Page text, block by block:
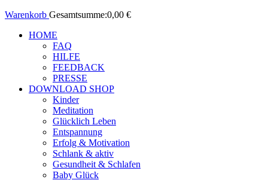
Warenkorb Gesamtsumme:0,00 €
HOME
FAQ
HILFE
FEEDBACK
PRESSE
DOWNLOAD SHOP
Kinder
Meditation
Glücklich Leben
Entspannung
Erfolg & Motivation
Schlank & aktiv
Gesundheit & Schlafen
Baby Glück